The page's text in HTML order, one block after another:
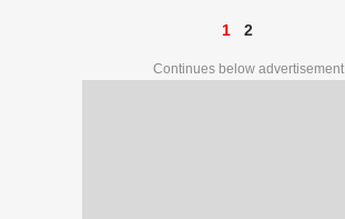
1 2
Continues below advertisement